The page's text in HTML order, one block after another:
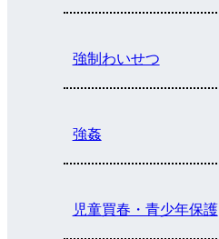
強制わいせつ
強姦
児童買春・青少年保護